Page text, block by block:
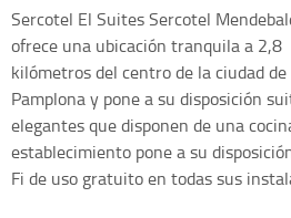
Sercotel El Suites Sercotel
ofrece una ubicación tranquila a 2,8
kilómetros del centro de la ciudad de
Pamplona y pone a su disposición
elegantes que disponen de una
establecimiento pone a su
Fi de uso gratuito en todas sus